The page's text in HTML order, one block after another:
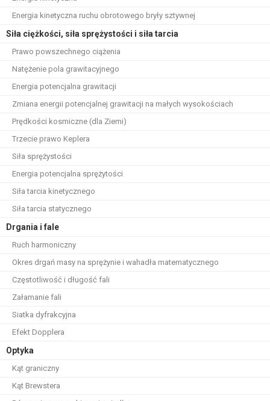
Energia kinetyczna ruchu obrotowego bryły sztywnej
Siła ciężkości, siła sprężystości i siła tarcia
Prawo powszechnego ciążenia
Natężenie pola grawitacyjnego
Energia potencjalna grawitacji
Zmiana energii potencjalnej grawitacji na małych wysokościach
Prędkości kosmiczne (dla Ziemi)
Trzecie prawo Keplera
Siła sprężystości
Energia potencjalna sprężytości
Siła tarcia kinetycznego
Siła tarcia statycznego
Drgania i fale
Ruch harmoniczny
Okres drgań masy na sprężynie i wahadła matematycznego
Częstotliwość i długość fali
Załamanie fali
Siatka dyfrakcyjna
Efekt Dopplera
Optyka
Kąt graniczny
Kąt Brewstera